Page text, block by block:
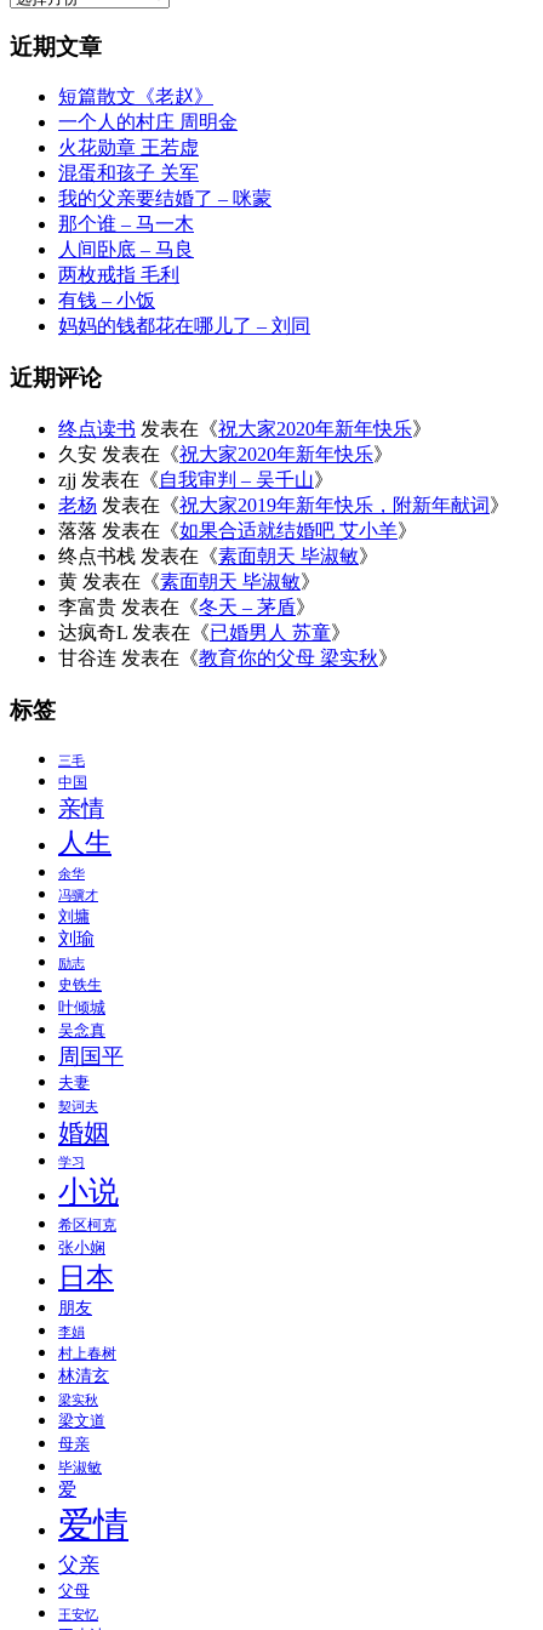
近期文章
短篇散文《老赵》
一个人的村庄 周明金
火花勋章 王若虚
混蛋和孩子 关军
我的父亲要结婚了 – 咪蒙
那个谁 – 马一木
人间卧底 – 马良
两枚戒指 毛利
有钱 – 小饭
妈妈的钱都花在哪儿了 – 刘同
近期评论
终点读书 发表在《祝大家2020年新年快乐》
久安 发表在《祝大家2020年新年快乐》
zjj 发表在《自我审判 – 吴千山》
老杨 发表在《祝大家2019年新年快乐，附新年献词》
落落 发表在《如果合适就结婚吧 艾小羊》
终点书栈 发表在《素面朝天 毕淑敏》
黄 发表在《素面朝天 毕淑敏》
李富贵 发表在《冬天 – 茅盾》
达疯奇L 发表在《已婚男人 苏童》
甘谷连 发表在《教育你的父母 梁实秋》
标签
三毛
中国
亲情
人生
余华
冯骥才
刘墉
刘瑜
励志
史铁生
叶倾城
吴念真
周国平
夫妻
契诃夫
婚姻
学习
小说
希区柯克
张小娴
日本
朋友
李娟
村上春树
林清玄
梁实秋
梁文道
母亲
毕淑敏
爱
爱情
父亲
父母
王安忆